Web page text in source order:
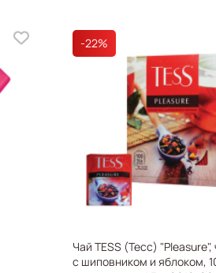
-22%
Чай TESS (Тесс)
с шиповником и яблоком,